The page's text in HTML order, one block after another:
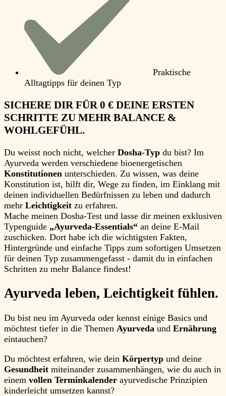
Praktische
Alltagtipps für deinen Typ
SICHERE DIRFÜR 0 € DEINE ERSTEN
SCHRITTE ZU MEHRBALANCE &
WOHLGEFÜHL.
Du weisst noch nicht, welcher Dosha-Typ du bist? Im
Ayurveda werden verschiedene bioenergetischen
Konstitutionen unterschieden. Zu wissen, was deine
Konstitution ist, hilft dir, Wege zu finden, im Einklang mit
deinen individuellen Bedürfnissen zu leben und dadurch
mehr Leichtigkeit zu erfahren.
Mache meinen Dosha-Test und lasse dir meinen exklusiven
Typenguide „Ayurveda-Essentials“ an deine E-Mail
zuschicken. Dort habe ich die wichtigsten Fakten,
Hintergründe und einfache Tipps zum sofortigen Umsetzen
für deinen Typ zusammengefasst - damit du in einfachen
Schritten zu mehr Balance findest!
Ayurveda leben, Leichtigkeit fühlen.
Du bist neu im Ayurveda oder kennst einige Basics und
möchtest tiefer in die Themen Ayurveda und Ernährung
eintauchen?
Du möchtest erfahren, wie dein Körpertyp und deine
Gesundheit miteinander zusammenhängen, wie du auch in
einem vollen Terminkalender ayurvedische Prinzipien
kinderleicht umsetzen kannst?